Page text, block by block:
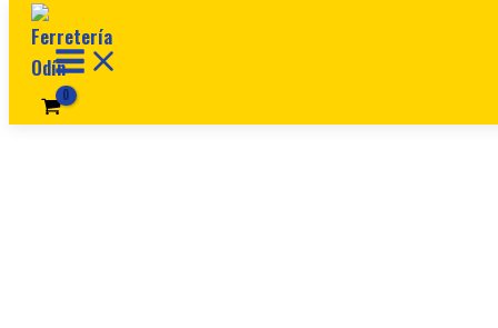
Ir al contenido